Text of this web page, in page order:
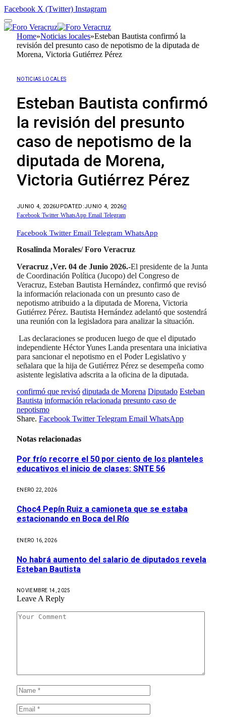
Facebook X (Twitter) Instagram
Home»Noticias locales»Esteban Bautista confirmó la
revisión del presunto caso de nepotismo de la diputada de
Morena, Victoria Gutiérrez Pérez
NOTICIAS LOCALES
Esteban Bautista confirmó
la revisión del presunto
caso de nepotismo de la
diputada de Morena,
Victoria Gutiérrez Pérez
JUNIO 4, 2026UPDATED:JUNIO 4, 20260
Facebook Twitter WhatsApp Email Telegram
Facebook Twitter Email Telegram WhatsApp
Rosalinda Morales/ Foro Veracruz
Veracruz ,Ver. 04 de Junio 2026.-El presidente de la Junta
de Coordinación Política (Jucopo) del Congreso de
Veracruz, Esteban Bautista Hernández, confirmó que revisó
la información relacionada con un presunto caso de
nepotismo atribuido a la diputada de Morena, Victoria
Gutiérrez Pérez. Bautista Hernández adelantó que sostendrá
una reunión con la legisladora para analizar la situación.
Las declaraciones se producen luego de que el diputado
independiente Héctor Yunes Landa presentara una iniciativa
para sancionar el nepotismo en el Poder Legislativo y
señalara que la hija de Gutiérrez Pérez se desempeña como
asistente legislativa adscrita a la oficina de la diputada.
confirmó que revisó diputada de Morena Diputado Esteban
Bautista información relacionada presunto caso de
nepotismo
Share. Facebook Twitter Telegram Email WhatsApp
Notas relacionadas
Por frío recorre el 50 por ciento de los planteles
educativos el inicio de clases: SNTE 56
ENERO 22, 2026
Choc4 Pepín Ruiz a camioneta que se estaba
estacionando en Boca del Río
ENERO 16, 2026
No habrá aumento del salario de diputados revela
Esteban Bautista
NOVIEMBRE 14, 2025
Leave A Reply